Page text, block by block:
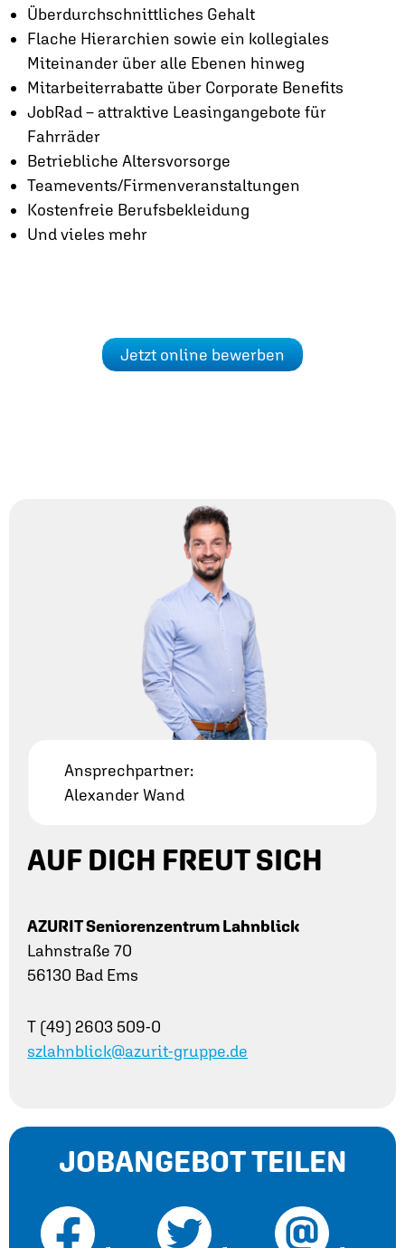
Überdurchschnittliches Gehalt
Flache Hierarchien sowie ein kollegiales
Miteinander über alle Ebenen hinweg
Mitarbeiterrabatte über Corporate Benefits
JobRad – attraktive Leasingangebote für
Fahrräder
Betriebliche Altersvorsorge
Teamevents/Firmenveranstaltungen
Kostenfreie Berufsbekleidung
Und vieles mehr
Jetzt online bewerben
Ansprechpartner:
Alexander Wand
AUF DICH FREUT SICH
AZURIT Seniorenzentrum Lahnblick
Lahnstraße 70
56130 Bad Ems
T (49) 2603 509-0
szlahnblick@azurit-gruppe.de
JOBANGEBOT TEILEN